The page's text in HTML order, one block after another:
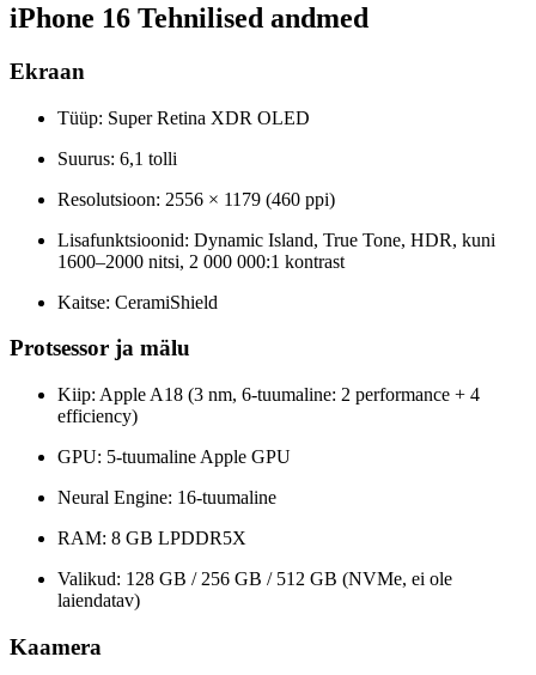
iPhone 16 Tehnilised andmed
Ekraan
Tüüp: Super Retina XDR OLED
Suurus: 6,1 tolli
Resolutsioon: 2556 × 1179 (460 ppi)
Lisafunktsioonid: Dynamic Island, True Tone, HDR, kuni
1600–2000 nitsi, 2 000 000:1 kontrast
Kaitse: CeramiShield
Protsessor ja mälu
Kiip: Apple A18 (3 nm, 6-tuumaline: 2 performance + 4
efficiency)
GPU: 5-tuumaline Apple GPU
Neural Engine: 16-tuumaline
RAM: 8 GB LPDDR5X
Valikud: 128 GB / 256 GB / 512 GB (NVMe, ei ole
laiendatav)
Kaamera